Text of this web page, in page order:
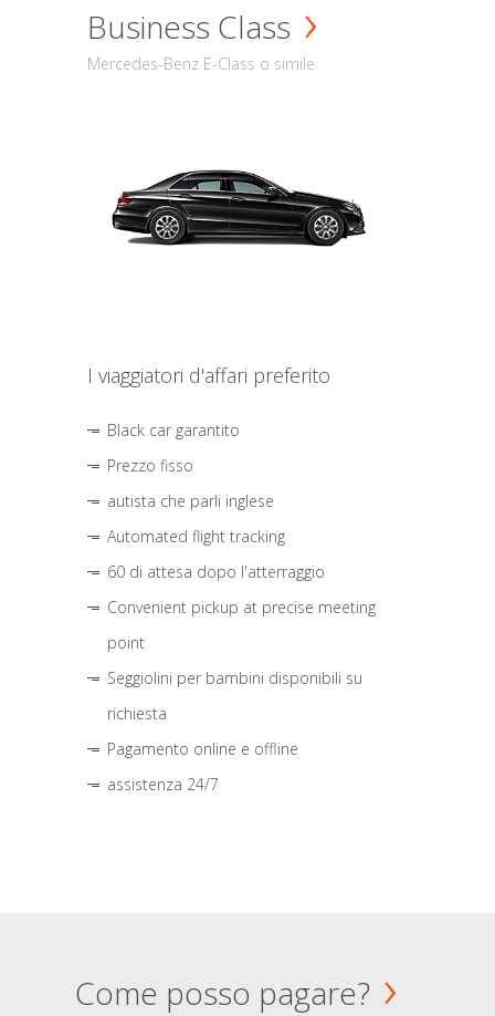
Business Class
Mercedes-Benz E-Class o simile
I viaggiatori d'affari preferito
Black car garantito
Prezzo fisso
autista che parli inglese
Automated flight tracking
60 di attesa dopo l'atterraggio
Convenient pickup at precise meeting
point
Seggiolini per bambini disponibili su
richiesta
Pagamento online e offline
assistenza 24/7
Come posso pagare?